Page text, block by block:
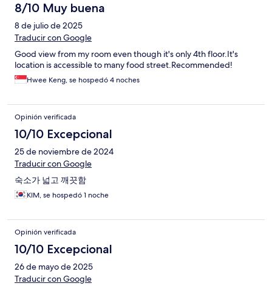
8/10 Muy buena
8 de julio de 2025
Traducir con Google
Good view from my room even though it's only 4th floor.It's
location is accessible to many food street.Recommended!
Hwee Keng, se hospedó 4 noches
Opinión verificada
10/10 Excepcional
25 de noviembre de 2024
Traducir con Google
숙소가 넓고 깨끗함
KIM, se hospedó 1 noche
Opinión verificada
10/10 Excepcional
26 de mayo de 2025
Traducir con Google